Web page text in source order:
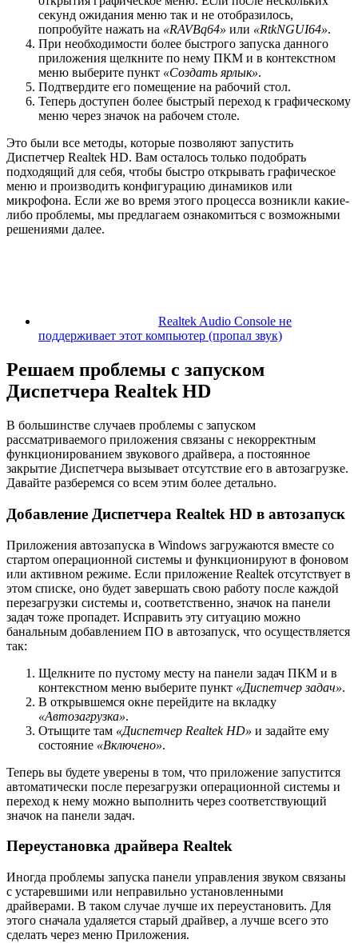
секунд ожидания меню так и не отобразилось,
попробуйте нажать на «RAVBq64» или «RtkNGUI64».
При необходимости более быстрого запуска данного
приложения щелкните по нему ПКМ и в контекстном
меню выберите пункт «Создать ярлык».
Подтвердите его помещение на рабочий стол.
Теперь доступен более быстрый переход к графическому
меню через значок на рабочем столе.
Это были все методы, которые позволяют запустить
Диспетчер Realtek HD. Вам осталось только подобрать
подходящий для себя, чтобы быстро открывать графическое
меню и производить конфигурацию динамиков или
микрофона. Если же во время этого процесса возникли какие-
либо проблемы, мы предлагаем ознакомиться с возможными
решениями далее.
Realtek Audio Console не
поддерживает этот компьютер (пропал звук)
Решаем проблемы с запуском
Диспетчера Realtek HD
В большинстве случаев проблемы с запуском
рассматриваемого приложения связаны с некорректным
функционированием звукового драйвера, а постоянное
закрытие Диспетчера вызывает отсутствие его в автозагрузке.
Давайте разберемся со всем этим более детально.
Добавление Диспетчера Realtek HD в автозапуск
Приложения автозапуска в Windows загружаются вместе со
стартом операционной системы и функционируют в фоновом
или активном режиме. Если приложение Realtek отсутствует в
этом списке, оно будет завершать свою работу после каждой
перезагрузки системы и, соответственно, значок на панели
задач тоже пропадет. Исправить эту ситуацию можно
банальным добавлением ПО в автозапуск, что осуществляется
так:
Щелкните по пустому месту на панели задач ПКМ и в
контекстном меню выберите пункт «Диспетчер задач».
В открывшемся окне перейдите на вкладку
«Автозагрузка».
Отыщите там «Диспетчер Realtek HD» и задайте ему
состояние «Включено».
Теперь вы будете уверены в том, что приложение запустится
автоматически после перезагрузки операционной системы и
переход к нему можно выполнить через соответствующий
значок на панели задач.
Переустановка драйвера Realtek
Иногда проблемы запуска панели управления звуком связаны
с устаревшими или неправильно установленными
драйверами. В таком случае лучше их переустановить. Для
этого сначала удаляется старый драйвер, а лучше всего это
сделать через меню Приложения.